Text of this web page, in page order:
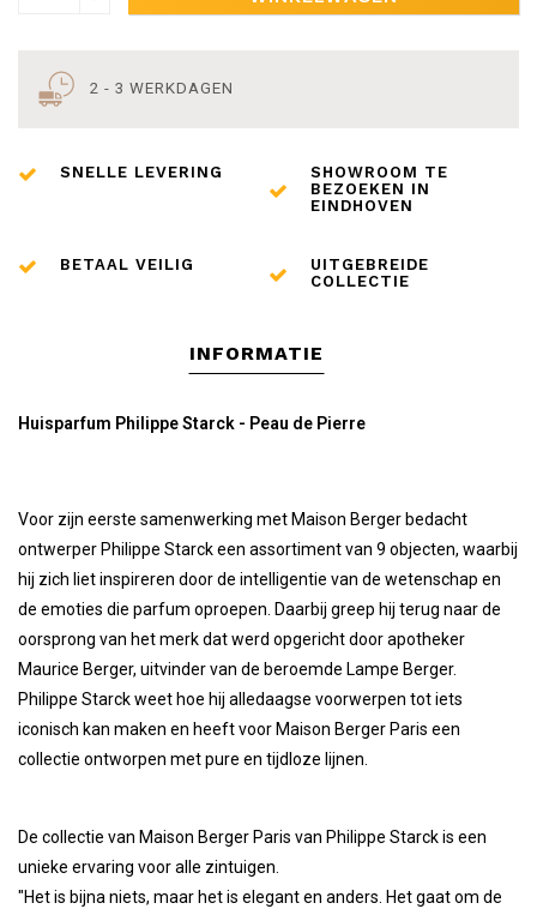
2 - 3 WERKDAGEN
SNELLE LEVERING
SHOWROOM TE
BEZOEKEN IN
EINDHOVEN
BETAAL VEILIG
UITGEBREIDE
COLLECTIE
INFORMATIE
Huisparfum Philippe Starck - Peau de Pierre
Voor zijn eerste samenwerking met Maison Berger bedacht
ontwerper Philippe Starck een assortiment van 9 objecten, waarbij
hij zich liet inspireren door de intelligentie van de wetenschap en
de emoties die parfum oproepen. Daarbij greep hij terug naar de
oorsprong van het merk dat werd opgericht door apotheker
Maurice Berger, uitvinder van de beroemde Lampe Berger.
Philippe Starck weet hoe hij alledaagse voorwerpen tot iets
iconisch kan maken en heeft voor Maison Berger Paris een
collectie ontworpen met pure en tijdloze lijnen.
De collectie van Maison Berger Paris van Philippe Starck is een
unieke ervaring voor alle zintuigen.
"Het is bijna niets, maar het is elegant en anders. Het gaat om de